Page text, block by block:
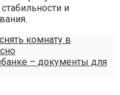
и
комнату в
– документы для